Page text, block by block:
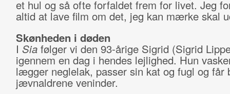
et hul og så ofte forfaldet frem for livet. Jeg
altid at lave film om det, jeg kan mærke skal
Skønheden i døden
I Sia følger vi den 93-årige Sigrid (Sigrid
igennem en dag i hendes lejlighed. Hun
lægger neglelak, passer sin kat og fugl og får
jævnaldrene veninder.